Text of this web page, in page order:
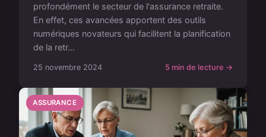
profondément le secteur de l'assurance retraite.
En effet, ces avancées apportent des outils
numériques novateurs qui facilitent la planification
de la retr...
25 novembre 2024 5 min de lecture →
ASSURANCE